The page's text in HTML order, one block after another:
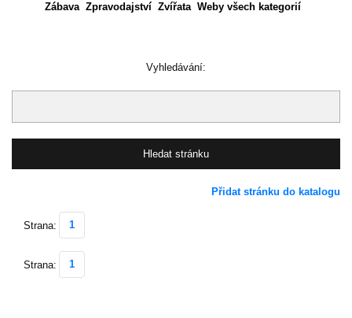
Zábava Zpravodajství Zvířata Weby všech kategorií
Vyhledávání:
Přidat stránku do katalogu
Strana: 1
Strana: 1